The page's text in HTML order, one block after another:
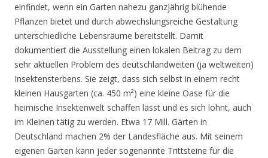
einfindet, wenn ein Garten nahezu ganzjährig blühende
Pflanzen bietet und durch abwechslungsreiche Gestaltung
unterschiedliche Lebensräume bereitstellt. Damit
dokumentiert die Ausstellung einen lokalen Beitrag zu dem
sehr aktuellen Problem des deutschlandweiten (ja weltweiten)
Insektensterbens. Sie zeigt, dass sich selbst in einem recht
kleinen Hausgarten (ca. 450 m²) eine kleine Oase für die
heimische Insektenwelt schaffen lässt und es sich lohnt, auch
im Kleinen tätig zu werden. Etwa 17 Mill. Gärten in
Deutschland machen 2% der Landesfläche aus. Mit seinem
eigenen Garten kann jeder sogenannte Trittsteine für die